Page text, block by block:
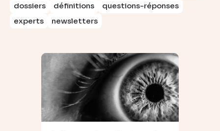
dossiers
définitions
questions-réponses
experts
newsletters